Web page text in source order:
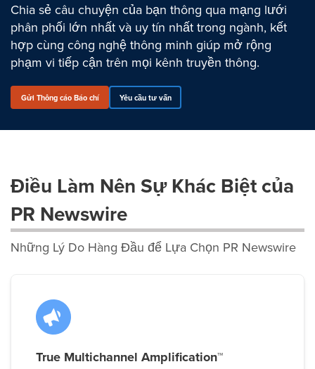
Chia sẻ câu chuyện của bạn thông qua mạng lưới
phân phối lớn nhất và uy tín nhất trong ngành, kết
hợp cùng công nghệ thông minh giúp mở rộng
phạm vi tiếp cận trên mọi kênh truyền thông.
Gửi Thông cáo Báo chí Yêu cầu tư vấn
Điều Làm Nên Sự Khác Biệt của
PR Newswire
Những Lý Do Hàng Đầu để Lựa Chọn PR Newswire
True Multichannel Amplification™